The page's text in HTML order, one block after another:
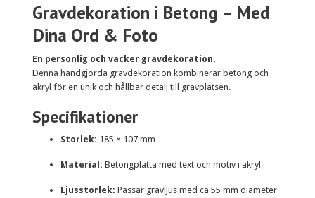
Gravdekoration i Betong – Med
Dina Ord & Foto
En personlig och vacker gravdekoration.
Denna handgjorda gravdekoration kombinerar betong och
akryl för en unik och hållbar detalj till gravplatsen.
Specifikationer
Storlek: 185 × 107 mm
Material: Betongplatta med text och motiv i akryl
Ljusstorlek: Passar gravljus med ca 55 mm diameter